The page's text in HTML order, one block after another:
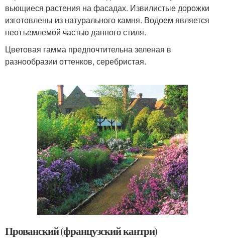
вьющиеся растения на фасадах. Извилистые дорожки
изготовлены из натурального камня. Водоем является
неотъемлемой частью данного стиля.
Цветовая гамма предпочтительна зеленая в
разнообразии оттенков, серебристая.
Прованский (французский кантри)